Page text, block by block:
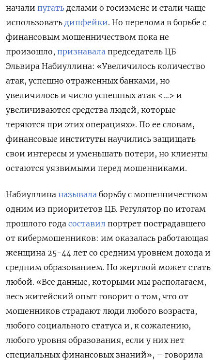
начали пугать делами о госизмене и стали чаще
использовать дипфейки. Но перелома в борьбе с
финансовым мошенничеством пока не
произошло, признавала председатель ЦБ
Эльвира Набиуллина: «Увеличилось количество
атак, успешно отраженных банками, но
увеличилось и число успешных атак <…> и
увеличиваются средства людей, которые
теряются при этих операциях». По ее словам,
финансовые институты научились защищать
свои интересы и уменьшать потери, но клиенты
остаются уязвимыми перед мошенниками.
Набиуллина называла борьбу с мошенничеством
одним из приоритетов ЦБ. Регулятор по итогам
прошлого года составил портрет пострадавшего
от кибермошенников: им оказалась работающая
женщина 25-44 лет со средним уровнем дохода и
средним образованием. Но жертвой может стать
любой. «Все данные, которыми мы располагаем,
весь житейский опыт говорит о том, что от
мошенников страдают люди любого возраста,
любого социального статуса и, к сожалению,
любого уровня образования, если у них нет
специальных финансовых знаний», – говорила